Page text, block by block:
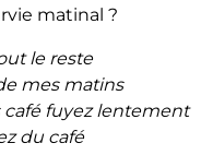
matinal ?
le reste
mes matins
café fuyez lentement
du café